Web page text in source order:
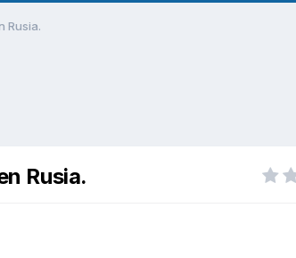
Rusia.
Rusia.